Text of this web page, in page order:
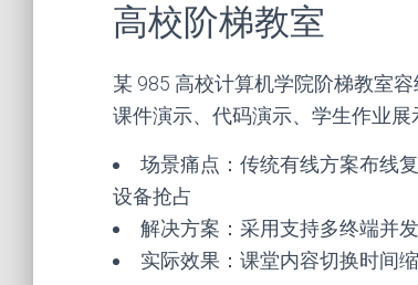
高校阶梯教室
某 985 高校计算机学院阶梯教室
课件演示、代码演示、学生作业展
场景痛点：传统有线方案布线
设备抢占
解决方案：采用支持多终端并
实际效果：课堂内容切换时间